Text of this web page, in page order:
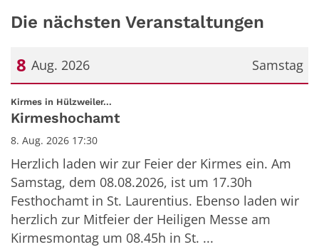
Die nächsten Veranstaltungen
Samstag
8 Aug. 2026
Datum: 8. August 2026
Kirmes in Hülzweiler...
Kirmeshochamt
8. Aug. 2026 17:30
Herzlich laden wir zur Feier der Kirmes ein. Am
Samstag, dem 08.08.2026, ist um 17.30h
Festhochamt in St. Laurentius. Ebenso laden wir
herzlich zur Mitfeier der Heiligen Messe am
Kirmesmontag um 08.45h in St. ...